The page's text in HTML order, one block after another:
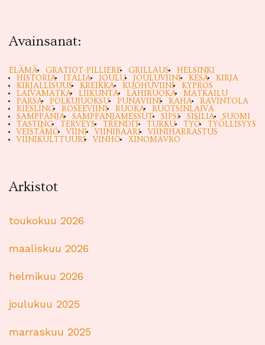
Avainsanat:
ELÄMÄ GRATIOT-PILLIERE GRILLAUS
HELSINKI
HISTORIA
ITALIA JOULU JOULUVIINI KESÄ
KIRJA
KIRJALLISUUS
KREIKKA KUOHUVIINI
KYPROS
LAIVAMATKA
LIIKUNTA LÄHIRUOKA
MATKAILU
PARSA
POLKUJUOKSU PUNAVIINI RAHA
RAVINTOLA
RIESLING
ROSEEVIINI RUOKA
RUOTSINLAIVA
SAMPPANJA
SAMPPANJAMESSUT SIPSI SISILIA
SUOMI
TASTING
TERVEYS TRENDIT TURKU TYÖ
TYÖLLISYYS
VEISTÄMÖ
VIINI VIINIBAARI
VIINIHARRASTUS
VIINIKULTTUURI
VINHO XINOMAVRO
Arkistot
toukokuu 2026
maaliskuu 2026
helmikuu 2026
joulukuu 2025
marraskuu 2025